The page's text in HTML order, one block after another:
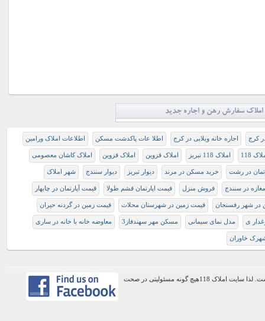
املاک سفارش رهن و اجاره جدید
کرج اجاره خانه ویلایی در کرج اطلا عات پاکدشت مسکن اطلاعات املاک ورامین
118 املاک 118 تبریز املاک قزوین املاک قزوین املاک کاشان معصومی
در رشت خرید مسکن در مرند دیوار تبریز دیوار سنندج شهر املاک
در سنندج فروش منزل فیمت اپارتمان قشم طولا قیمت آپارتمان در چابهار
در شهر رفسنجان قیمت زمین در شهرستان محلات قیمت زمین در گردنه حیران
ی مدل نمای سیمانی مسکن مهر سهندفاز3 معاوضه خانه با خانه در ساری
خاوران
اطلاعات موجود در این وب سایت از طریق کاربران عمومی سایت ثبت شده است. لذا سایت املاک 118هیچ گونه مسئولیتی در صحت